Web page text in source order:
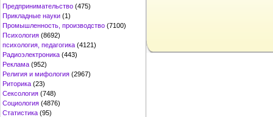
Предпринимательство (475)
Прикладные науки (1)
Промышленность, производство (7100)
Психология (8692)
психология, педагогика (4121)
Радиоэлектроника (443)
Реклама (952)
Религия и мифология (2967)
Риторика (23)
Сексология (748)
Социология (4876)
Статистика (95)